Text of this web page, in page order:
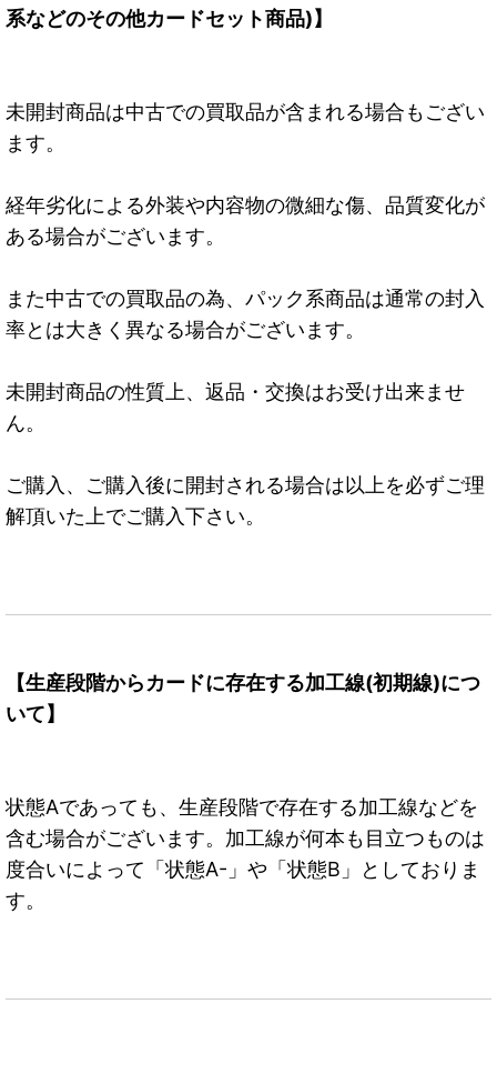
系などのその他カードセット商品)】
未開封商品は中古での買取品が含まれる場合もござい
ます。
経年劣化による外装や内容物の微細な傷、品質変化が
ある場合がございます。
また中古での買取品の為、パック系商品は通常の封入
率とは大きく異なる場合がございます。
未開封商品の性質上、返品・交換はお受け出来ませ
ん。
ご購入、ご購入後に開封される場合は以上を必ずご理
解頂いた上でご購入下さい。
【生産段階からカードに存在する加工線(初期線)につ
いて】
状態Aであっても、生産段階で存在する加工線などを
含む場合がございます。加工線が何本も目立つものは
度合いによって「状態A-」や「状態B」としておりま
す。